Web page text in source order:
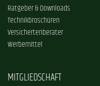
Ratgeber & Downloads
Technikbroschüren
Versichertenberater
Werbemittel
MITGLIEDSCHAFT